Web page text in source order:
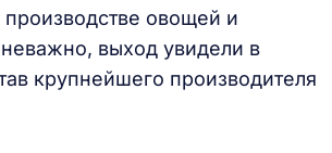
производстве овощей и
выход увидели в
крупнейшего производителя